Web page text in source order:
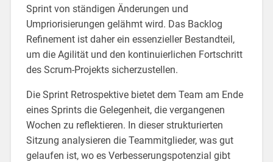
Sprint von ständigen Änderungen und
Umpriorisierungen gelähmt wird. Das Backlog
Refinement ist daher ein essenzieller Bestandteil,
um die Agilität und den kontinuierlichen Fortschritt
des Scrum-Projekts sicherzustellen.
Die Sprint Retrospektive bietet dem Team am Ende
eines Sprints die Gelegenheit, die vergangenen
Wochen zu reflektieren. In dieser strukturierten
Sitzung analysieren die Teammitglieder, was gut
gelaufen ist, wo es Verbesserungspotenzial gibt